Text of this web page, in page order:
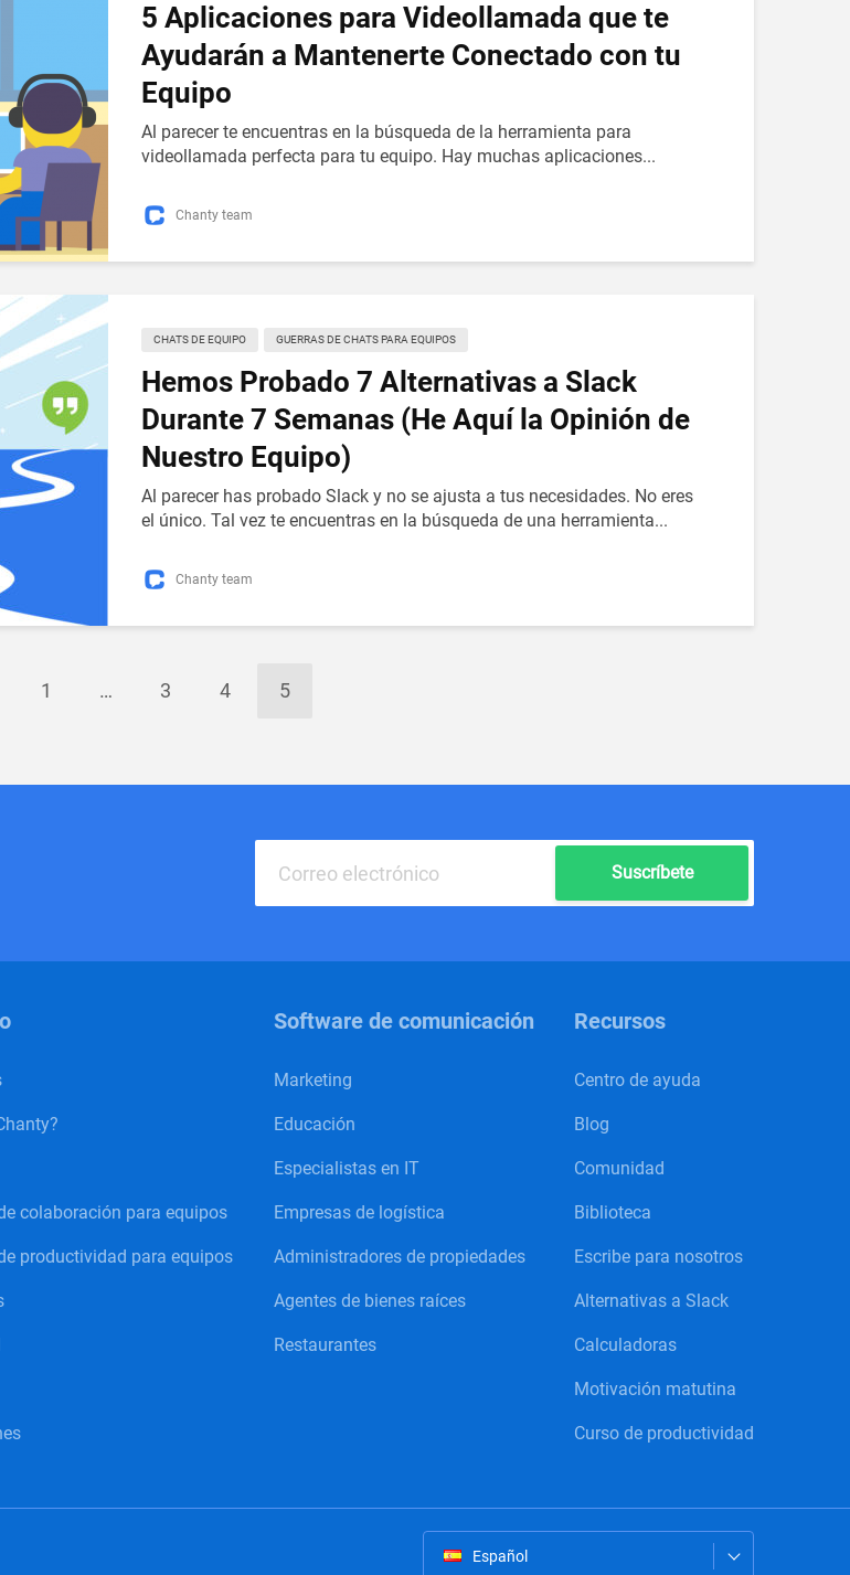
5 Aplicaciones para Videollamada que te
Ayudarán a Mantenerte Conectado con tu
Equipo
Al parecer te encuentras en la búsqueda de la herramienta para
videollamada perfecta para tu equipo. Hay muchas aplicaciones...
Chanty team
CHATS DE EQUIPO GUERRAS DE CHATS PARA EQUIPOS
Hemos Probado 7 Alternativas a Slack
Durante 7 Semanas (He Aquí la Opinión de
Nuestro Equipo)
Al parecer has probado Slack y no se ajusta a tus necesidades. No eres
el único. Tal vez te encuentras en la búsqueda de una herramienta...
Chanty team
1 … 3 4 5
Suscríbete
colaboración para equipos
productividad para equipos
Software de comunicación
Marketing
Educación
Especialistas en IT
Empresas de logística
Administradores de propiedades
Agentes de bienes raíces
Restaurantes
Recursos
Centro de ayuda
Blog
Comunidad
Biblioteca
Escribe para nosotros
Alternativas a Slack
Calculadoras
Motivación matutina
Curso de productividad
Español